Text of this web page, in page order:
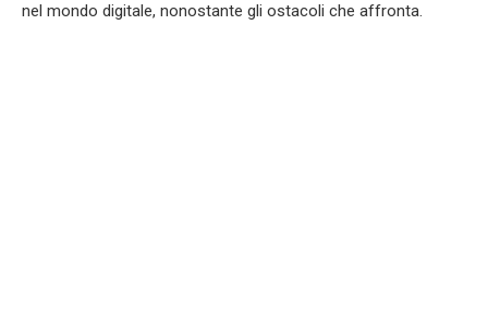
nel mondo digitale, nonostante gli ostacoli che affronta.